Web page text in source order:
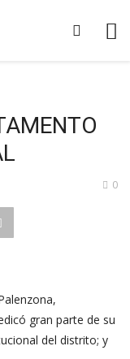
0
gran parte de su
del distrito; y